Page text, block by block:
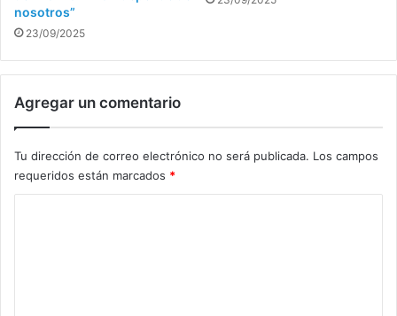
nosotros”
23/09/2025
Agregar un comentario
Tu dirección de correo electrónico no será publicada. Los campos
requeridos están marcados *